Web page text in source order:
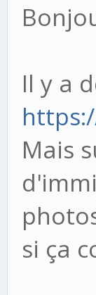
Il y a
Mais
si ça